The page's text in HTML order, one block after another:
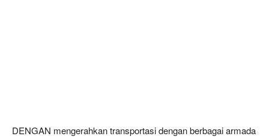
DENGAN mengerahkan transportasi dengan berbagai armada